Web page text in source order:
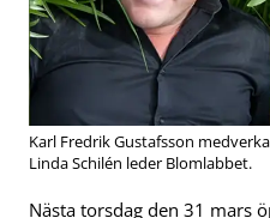
Karl Fredrik Gustafsson
Linda Schilén leder Blomlabbet.
Nästa torsdag den 31 mars